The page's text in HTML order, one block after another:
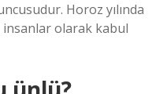
Horoz yılında
insanlar olarak kabul